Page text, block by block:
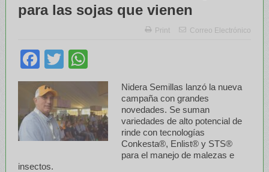
para las sojas que vienen
Print Correo Electrónico
Facebook
Twitter
Nidera Semillas lanzó la nueva
campaña con grandes
novedades. Se suman
variedades de alto potencial de
rinde con tecnologías
Conkesta®, Enlist® y STS®
para el manejo de malezas e
insectos.